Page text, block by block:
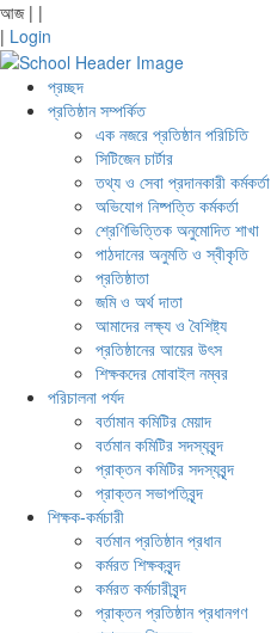
আজ | |
| Login
প্রচ্ছদ
প্রতিষ্ঠান সম্পর্কিত
এক নজরে প্রতিষ্ঠান পরিচিতি
সিটিজেন চার্টার
তথ্য ও সেবা প্রদানকারী কর্মকর্তা
অভিযোগ নিষ্পত্তি কর্মকর্তা
শ্রেণিভিত্তিক অনুমোদিত শাখা
পাঠদানের অনুমতি ও স্বীকৃতি
প্রতিষ্ঠাতা
জমি ও অর্থ দাতা
আমাদের লক্ষ্য ও বৈশিষ্ট্য
প্রতিষ্ঠানের আয়ের উৎস
শিক্ষকদের মোবাইল নম্বর
পরিচালনা পর্যদ
বর্তামান কমিটির মেয়াদ
বর্তমান কমিটির সদস্যবৃন্দ
প্রাক্তন কমিটির সদস্যবৃন্দ
প্রাক্তন সভাপতিবৃন্দ
শিক্ষক-কর্মচারী
বর্তমান প্রতিষ্ঠান প্রধান
কর্মরত শিক্ষকবৃন্দ
কর্মরত কর্মচারীবৃন্দ
প্রাক্তন প্রতিষ্ঠান প্রধানগণ